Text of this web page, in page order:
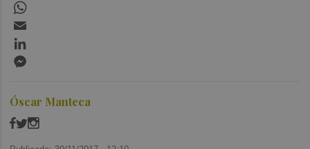
Óscar Manteca